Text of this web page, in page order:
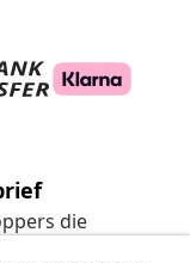
die